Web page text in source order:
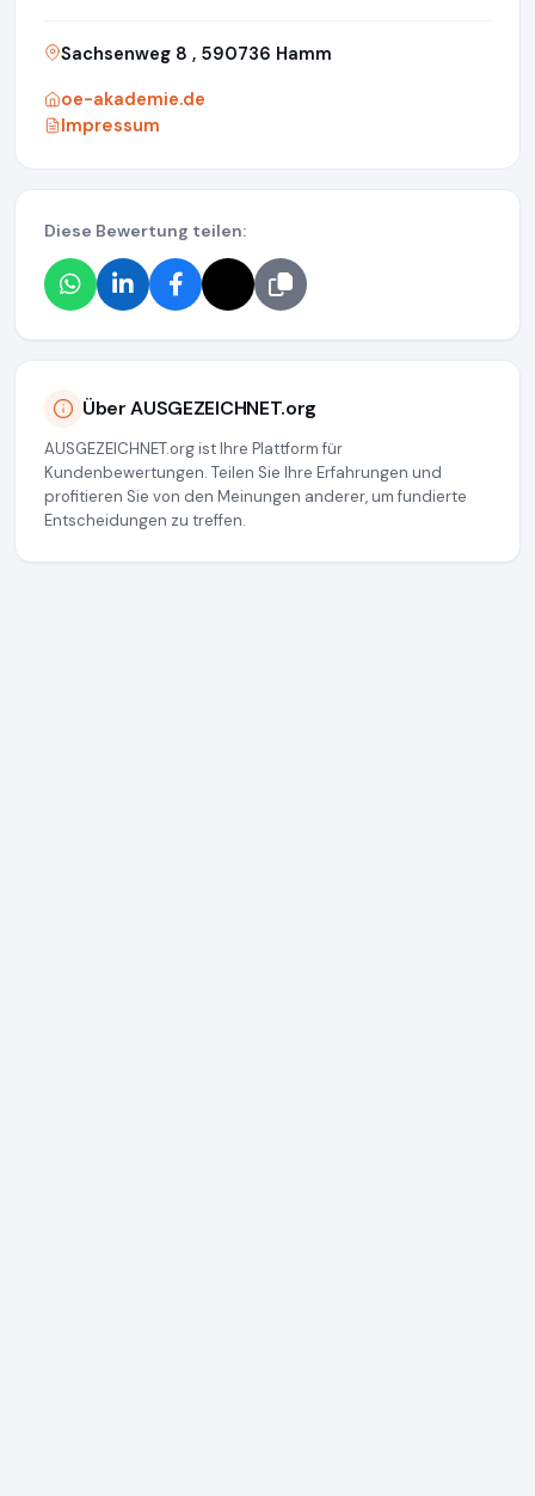
Sachsenweg 8 , 590736 Hamm
oe-akademie.de
Impressum
Diese Bewertung teilen:
Über AUSGEZEICHNET.org
AUSGEZEICHNET.org ist Ihre Plattform für
Kundenbewertungen. Teilen Sie Ihre Erfahrungen und
profitieren Sie von den Meinungen anderer, um fundierte
Entscheidungen zu treffen.